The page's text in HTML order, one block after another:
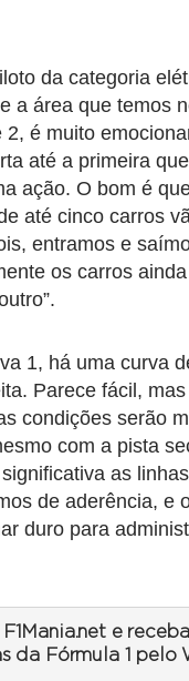
da categoria
a área que temos
2, é muito
até a primeira
ação. O bom é
até cinco carros
entramos e
os carros
1, há uma curva
Parece fácil,
condições serão
com a pista
as
de aderência, e
duro para
e
da Fórmula 1 pelo